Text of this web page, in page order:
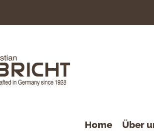
Home Über